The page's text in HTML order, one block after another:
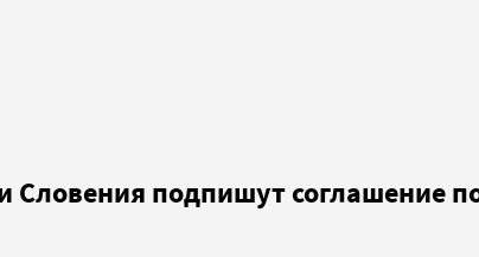
Словения подпишут соглашение